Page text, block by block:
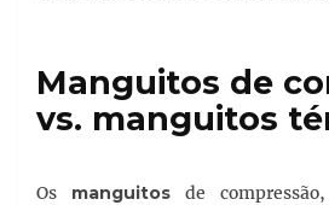
Manguitos de
vs. manguitos
Os manguitos de